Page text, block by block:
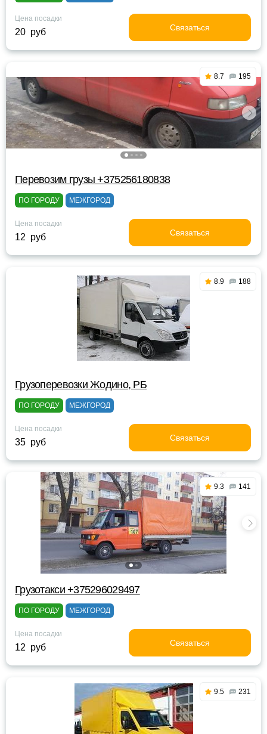
Цена посадки
20 руб Связаться
8.7 195
Перевозим грузы +375256180838
ПО ГОРОДУ МЕЖГОРОД
Цена посадки
12 руб Связаться
8.9 188
Грузоперевозки Жодино, РБ
ПО ГОРОДУ МЕЖГОРОД
Цена посадки
35 руб Связаться
9.3 141
Грузотакси +375296029497
ПО ГОРОДУ МЕЖГОРОД
Цена посадки
12 руб Связаться
9.5 231